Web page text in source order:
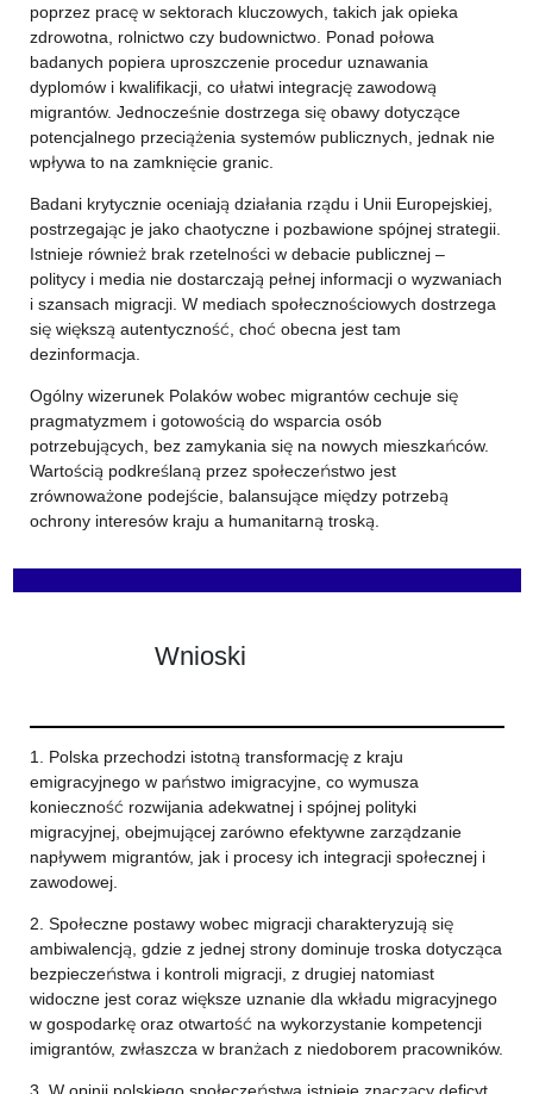
poprzez pracę w sektorach kluczowych, takich jak opieka
zdrowotna, rolnictwo czy budownictwo. Ponad połowa
badanych popiera uproszczenie procedur uznawania
dyplomów i kwalifikacji, co ułatwi integrację zawodową
migrantów. Jednocześnie dostrzega się obawy dotyczące
potencjalnego przeciążenia systemów publicznych, jednak nie
wpływa to na zamknięcie granic.
Badani krytycznie oceniają działania rządu i Unii Europejskiej,
postrzegając je jako chaotyczne i pozbawione spójnej strategii.
Istnieje również brak rzetelności w debacie publicznej –
politycy i media nie dostarczają pełnej informacji o wyzwaniach
i szansach migracji. W mediach społecznościowych dostrzega
się większą autentyczność, choć obecna jest tam
dezinformacja.
Ogólny wizerunek Polaków wobec migrantów cechuje się
pragmatyzmem i gotowością do wsparcia osób
potrzebujących, bez zamykania się na nowych mieszkańców.
Wartością podkreślaną przez społeczeństwo jest
zrównoważone podejście, balansujące między potrzebą
ochrony interesów kraju a humanitarną troską.
Wnioski
1. Polska przechodzi istotną transformację z kraju
emigracyjnego w państwo imigracyjne, co wymusza
konieczność rozwijania adekwatnej i spójnej polityki
migracyjnej, obejmującej zarówno efektywne zarządzanie
napływem migrantów, jak i procesy ich integracji społecznej i
zawodowej.
2. Społeczne postawy wobec migracji charakteryzują się
ambiwalencją, gdzie z jednej strony dominuje troska dotycząca
bezpieczeństwa i kontroli migracji, z drugiej natomiast
widoczne jest coraz większe uznanie dla wkładu migracyjnego
w gospodarkę oraz otwartość na wykorzystanie kompetencji
imigrantów, zwłaszcza w branżach z niedoborem pracowników.